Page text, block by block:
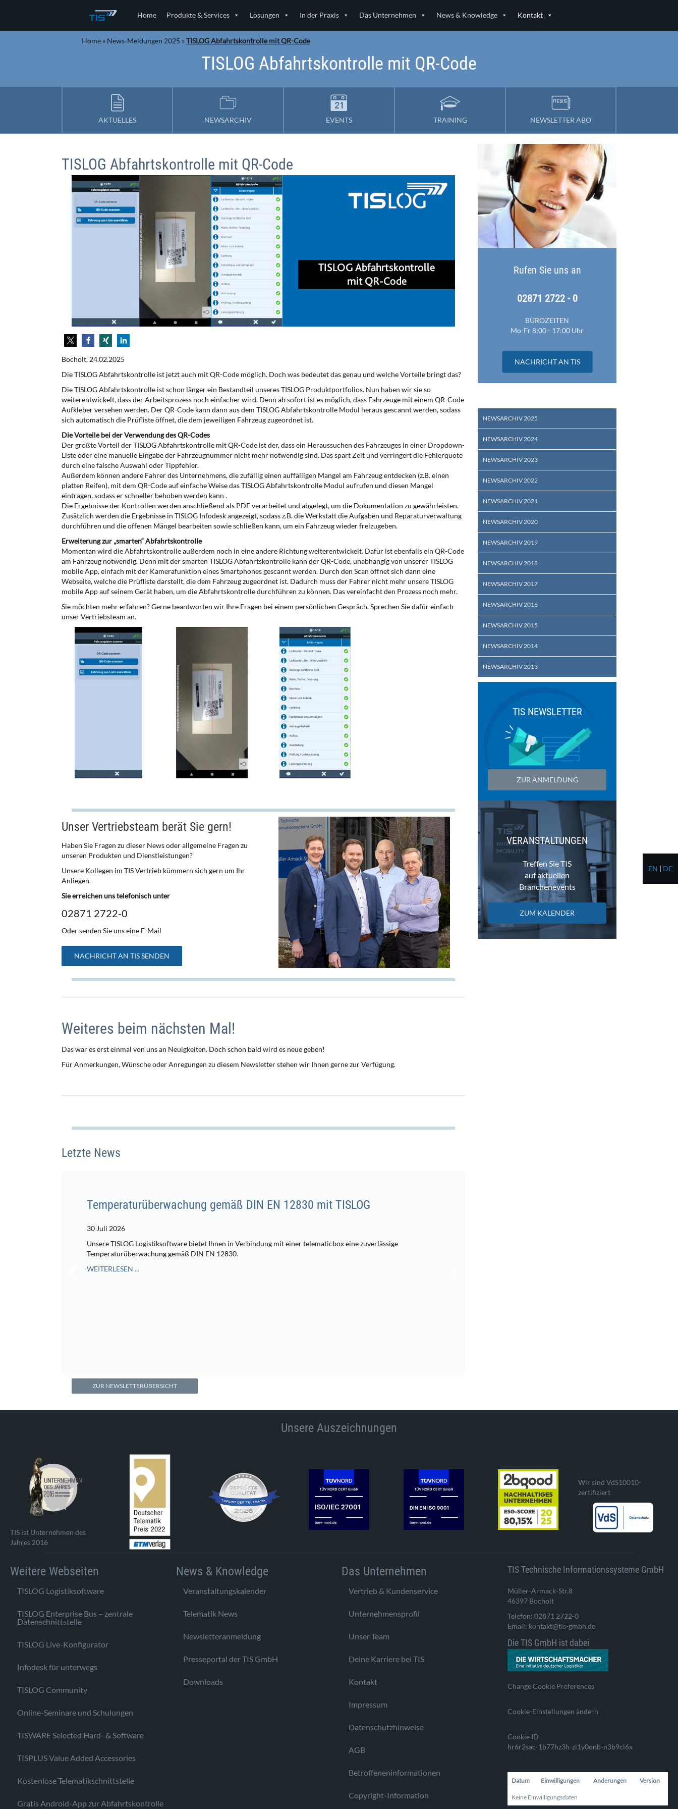
Home Produkte & Services Lösungen In der Praxis Das Unternehmen News & Knowledge Kontakt
Home » News-Meldungen 2025 »TISLOG Abfahrtskontrolle mit QR-Code
TISLOG Abfahrtskontrolle mit QR-Code
AKTUELLES NEWSARCHIV EVENTS TRAINING NEWSLETTER ABO
TISLOG Abfahrtskontrolle mit QR-Code
Bocholt, 24.02.2025
Die TISLOG Abfahrtskontrolle ist jetzt auch mit QR-Code möglich. Doch was bedeutet das genau und welche Vorteile bringt das?
Die TISLOG Abfahrtskontrolle ist schon länger ein Bestandteil unseres TISLOG Produktportfolios. Nun haben wir sie so
weiterentwickelt, dass der Arbeitsprozess noch einfacher wird. Denn ab sofort ist es möglich, dass Fahrzeuge mit einem QR-Code
Aufkleber versehen werden. Der QR-Code kann dann aus dem TISLOG Abfahrtskontrolle Modul heraus gescannt werden, sodass
sich automatisch die Prüfliste öffnet, die dem jeweiligen Fahrzeug zugeordnet ist.
Die Vorteile bei der Verwendung des QR-Codes
Der größte Vorteil der TISLOG Abfahrtskontrolle mit QR-Code ist der, dass ein Heraussuchen des Fahrzeuges in einer Dropdown-
Liste oder eine manuelle Eingabe der Fahrzeugnummer nicht mehr notwendig sind. Das spart Zeit und verringert die Fehlerquote
durch eine falsche Auswahl oder Tippfehler.
Außerdem können andere Fahrer des Unternehmens, die zufällig einen auffälligen Mangel am Fahrzeug entdecken (z.B. einen
platten Reifen), mit dem QR-Code auf einfache Weise das TISLOG Abfahrtskontrolle Modul aufrufen und diesen Mangel
eintragen, sodass er schneller behoben werden kann .
Die Ergebnisse der Kontrollen werden anschließend als PDF verarbeitet und abgelegt, um die Dokumentation zu gewährleisten.
Zusätzlich werden die Ergebnisse in TISLOG Infodesk angezeigt, sodass z.B. die Werkstatt die Aufgaben und Reparaturverwaltung
durchführen und die offenen Mängel bearbeiten sowie schließen kann, um ein Fahrzeug wieder freizugeben.
Erweiterung zur „smarten“ Abfahrtskontrolle
Momentan wird die Abfahrtskontrolle außerdem noch in eine andere Richtung weiterentwickelt. Dafür ist ebenfalls ein QR-Code
am Fahrzeug notwendig. Denn mit der smarten TISLOG Abfahrtskontrolle kann der QR-Code, unabhängig von unserer TISLOG
mobile App, einfach mit der Kamerafunktion eines Smartphones gescannt werden. Durch den Scan öffnet sich dann eine
Webseite, welche die Prüfliste darstellt, die dem Fahrzeug zugeordnet ist. Dadurch muss der Fahrer nicht mehr unsere TISLOG
mobile App auf seinem Gerät haben, um die Abfahrtskontrolle durchführen zu können. Das vereinfacht den Prozess noch mehr.
Sie möchten mehr erfahren? Gerne beantworten wir Ihre Fragen bei einem persönlichen Gespräch. Sprechen Sie dafür einfach
unser Vertriebsteam an.
Unser Vertriebsteam berät Sie gern!
Haben Sie Fragen zu dieser News oder allgemeine Fragen zu
unseren Produkten und Dienstleistungen?
Unsere Kollegen im TIS Vertrieb kümmern sich gern um Ihr
Anliegen.
Sie erreichen uns telefonisch unter
02871 2722-0
Oder senden Sie uns eine E-Mail
NACHRICHT AN TIS SENDEN
Weiteres beim nächsten Mal!
Das war es erst einmal von uns an Neuigkeiten. Doch schon bald wird es neue geben!
Für Anmerkungen, Wünsche oder Anregungen zu diesem Newsletter stehen wir Ihnen gerne zur Verfügung.
Letzte News
Temperaturüberwachung gemäß DIN EN 12830 mit TISLOG
30 Juli 2026
Unsere TISLOG Logistiksoftware bietet Ihnen in Verbindung mit einer telematicbox eine zuverlässige
Temperaturüberwachung gemäß DIN EN 12830.
WEITERLESEN ...
ZUR NEWSLETTERÜBERSICHT
Rufen Sie uns an
02871 2722 - 0
BÜROZEITEN
Mo-Fr 8:00 - 17:00 Uhr
NACHRICHT AN TIS
NEWSARCHIV 2025
NEWSARCHIV 2024
NEWSARCHIV 2023
NEWSARCHIV 2022
NEWSARCHIV 2021
NEWSARCHIV 2020
NEWSARCHIV 2019
NEWSARCHIV 2018
NEWSARCHIV 2017
NEWSARCHIV 2016
NEWSARCHIV 2015
NEWSARCHIV 2014
NEWSARCHIV 2013
TIS NEWSLETTER
ZUR ANMELDUNG
VERANSTALTUNGEN
Treffen Sie TIS
auf aktuellen
Branchenevents
ZUM KALENDER
Unsere Auszeichnungen
TIS ist Unternehmen des
Jahres 2016
Wir sind VdS10010-
zertifiziert
Weitere Webseiten
TISLOG Logistiksoftware
TISLOG Enterprise Bus – zentrale
Datenschnittstelle
TISLOG Live-Konfigurator
Infodesk für unterwegs
TISLOG Community
Online-Seminare und Schulungen
TISWARE Selected Hard- & Software
TISPLUS Value Added Accessories
Kostenlose Telematikschnittstelle
Gratis Android-App zur Abfahrtskontrolle
News & Knowledge
Veranstaltungskalender
Telematik News
Newsletteranmeldung
Presseportal der TIS GmbH
Downloads
Das Unternehmen
Vertrieb & Kundenservice
Unternehmensprofil
Unser Team
Deine Karriere bei TIS
Kontakt
Impressum
Datenschutzhinweise
AGB
Betroffeneninformationen
Copyright-Information
TIS Technische Informationssysteme GmbH
Müller-Armack-Str.8
46397 Bocholt
Telefon: 02871 2722-0
Email: kontakt@tis-gmbh.de
Die TIS GmbH ist dabei
Change Cookie Preferences
Cookie-Einstellungen ändern
Cookie ID
hr6r2sac-1b77hz3h-zl1y0onb-n3b9cl6x
Datum Einwilligungen Änderungen Version
Keine Einwilligungsdaten
EN | DE